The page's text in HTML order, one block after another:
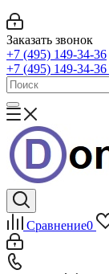
Заказать звонок
+7 (495) 149-34-36
+7 (495) 149-34-36
Сравнение0